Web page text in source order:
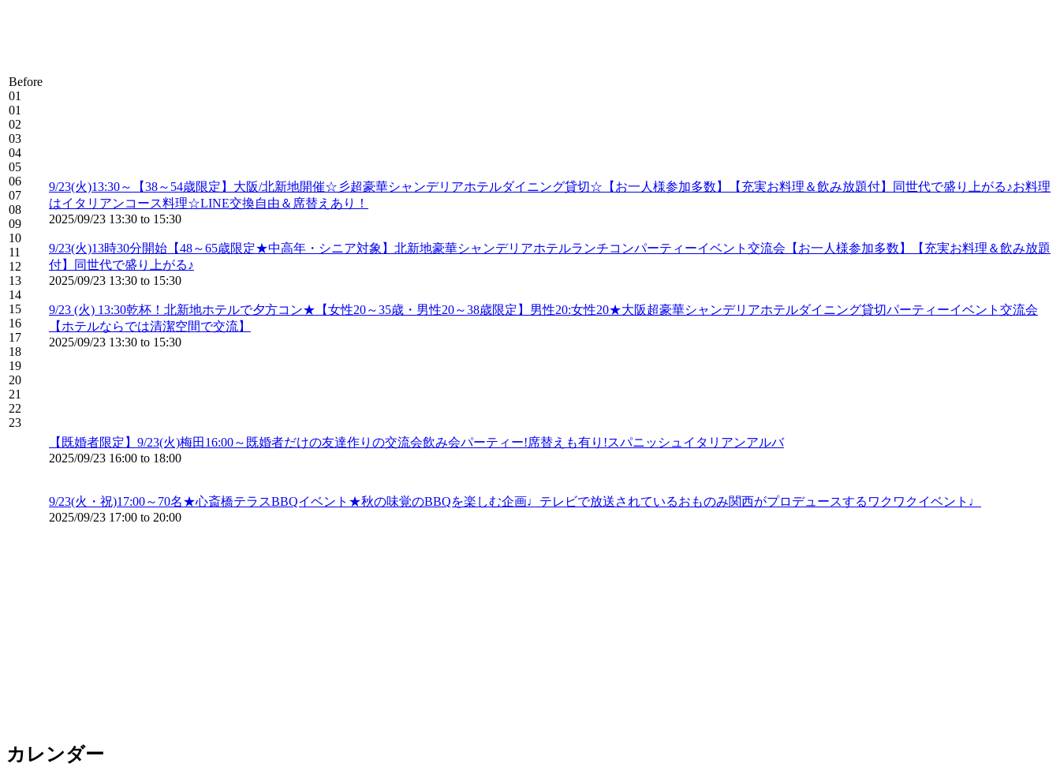
Before
01
01
02
03
04
05
06
07
08
09
10
11
12
13
14
15
16
17
18
19
20
21
22
23
9/23(火)13:30～【38～54歳限定】大阪/北新地開催☆彡超豪華シャンデリアホテルダイニング貸切☆【お一人様参加多数】【充実お料理＆飲み放題付】同世代で盛り上がる♪お料理
はイタリアンコース料理☆LINE交換自由＆席替えあり！
2025/09/23 13:30 to 15:30
9/23(火)13時30分開始【48～65歳限定★中高年・シニア対象】北新地豪華シャンデリアホテルランチコンパーティーイベント交流会【お一人様参加多数】【充実お料理＆飲み放題
付】同世代で盛り上がる♪
2025/09/23 13:30 to 15:30
9/23 (火) 13:30乾杯！北新地ホテルで夕方コン★【女性20～35歳・男性20～38歳限定】男性20:女性20★大阪超豪華シャンデリアホテルダイニング貸切パーティーイベント交流会
【ホテルならでは清潔空間で交流】
2025/09/23 13:30 to 15:30
【既婚者限定】9/23(火)梅田16:00～既婚者だけの友達作りの交流会飲み会パーティー!席替えも有り!スパニッシュイタリアンアルバ
2025/09/23 16:00 to 18:00
9/23(火・祝)17:00～70名★心斎橋テラスBBQイベント★秋の味覚のBBQを楽しむ企画♩テレビで放送されているおものみ関西がプロデュースするワクワクイベント♩
2025/09/23 17:00 to 20:00
カレンダー